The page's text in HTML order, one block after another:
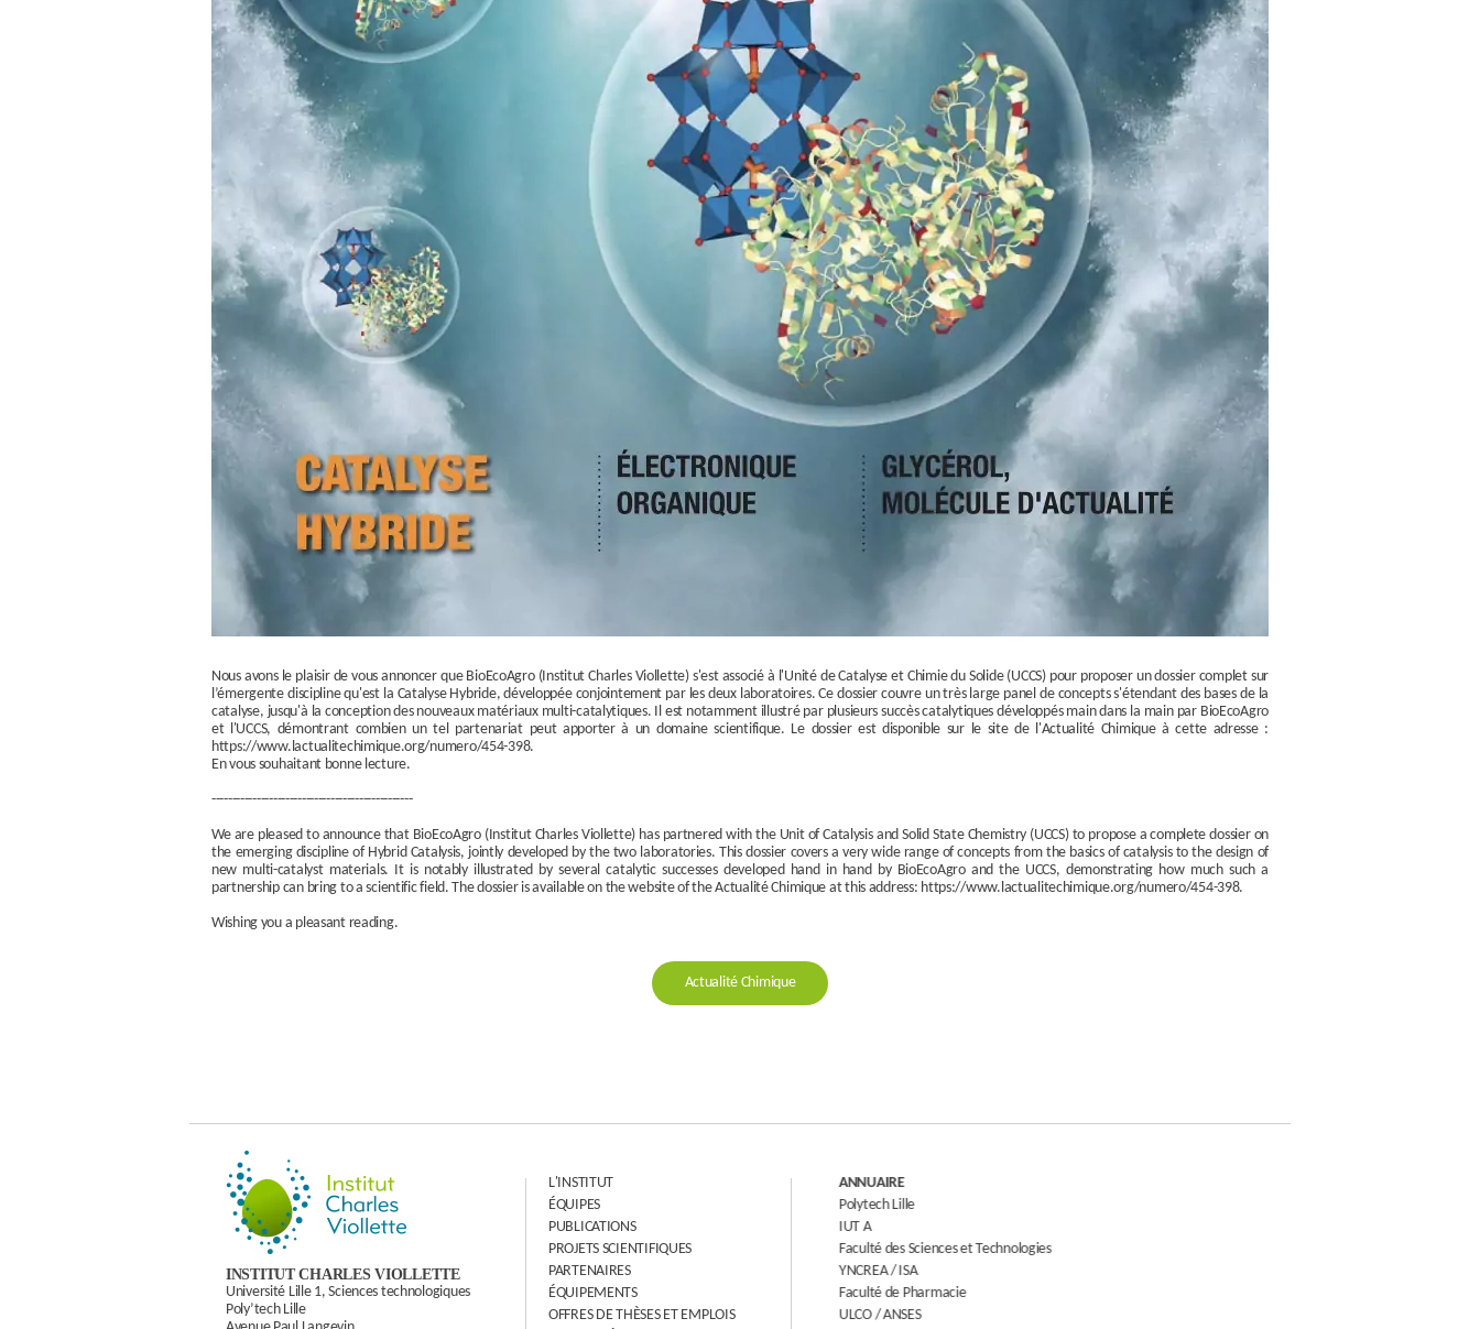
Nous avons le plaisir de vous annoncer que BioEcoAgro (Institut Charles Viollette) s'est associé à l'Unité de Catalyse et Chimie du Solide (UCCS) pour proposer un dossier complet sur
l’émergente discipline qu'est la Catalyse Hybride, développée conjointement par les deux laboratoires. Ce dossier couvre un très large panel de concepts s'étendant des bases de la
catalyse, jusqu'à la conception des nouveaux matériaux multi-catalytiques. Il est notamment illustré par plusieurs succès catalytiques développés main dans la main par BioEcoAgro
et l'UCCS, démontrant combien un tel partenariat peut apporter à un domaine scientifique. Le dossier est disponible sur le site de l'Actualité Chimique à cette adresse :
https://www.lactualitechimique.org/numero/454-398.
En vous souhaitant bonne lecture.
-------------------------------------------------
We are pleased to announce that BioEcoAgro (Institut Charles Viollette) has partnered with the Unit of Catalysis and Solid State Chemistry (UCCS) to propose a complete dossier on
the emerging discipline of Hybrid Catalysis, jointly developed by the two laboratories. This dossier covers a very wide range of concepts from the basics of catalysis to the design of
new multi-catalyst materials. It is notably illustrated by several catalytic successes developed hand in hand by BioEcoAgro and the UCCS, demonstrating how much such a
partnership can bring to a scientific field. The dossier is available on the website of the Actualité Chimique at this address: https://www.lactualitechimique.org/numero/454-398.
Wishing you a pleasant reading.
Actualité Chimique
INSTITUT CHARLES VIOLLETTE
Université Lille 1, Sciences technologiques
Poly’tech Lille
L'INSTITUT
ÉQUIPES
PUBLICATIONS
PROJETS SCIENTIFIQUES
PARTENAIRES
ÉQUIPEMENTS
OFFRES DE THÈSES ET EMPLOIS
ANNUAIRE
Polytech Lille
IUT A
Faculté des Sciences et Technologies
YNCREA / ISA
Faculté de Pharmacie
ULCO / ANSES